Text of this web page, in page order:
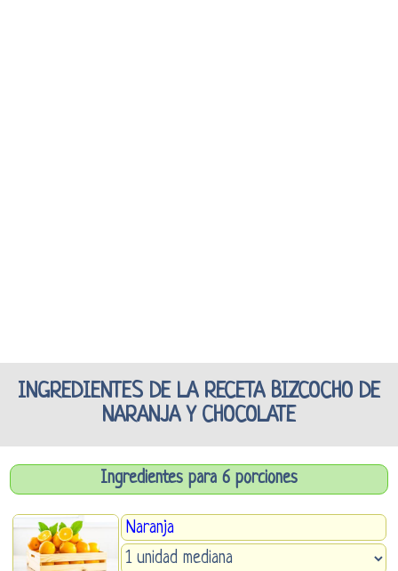
INGREDIENTES DE LA RECETA BIZCOCHO DE
NARANJA Y CHOCOLATE
Ingredientes para 6 porciones
Naranja